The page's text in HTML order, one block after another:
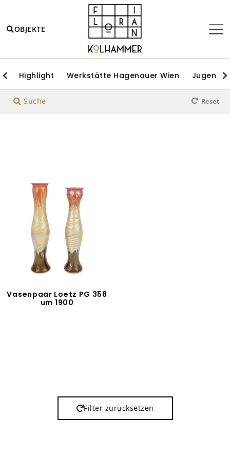
OBJEKTE
Highlight Werkstätte Hagenauer Wien
Suche Reset
Vasenpaar Loetz PG 358
um 1900
Filter zurücksetzen